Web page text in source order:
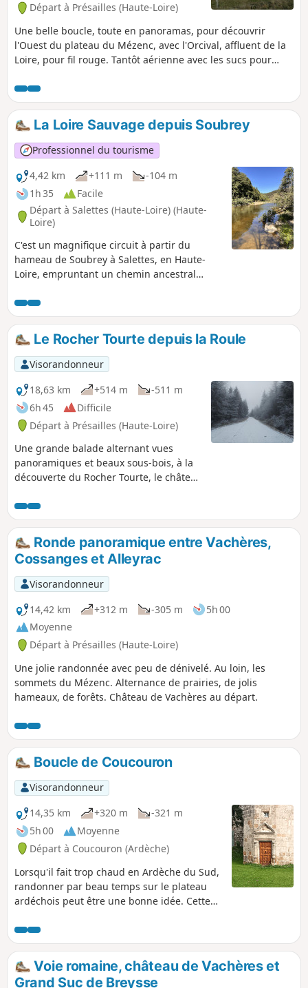
Départ à Présailles (Haute-Loire)
Une belle boucle, toute en panoramas, pour découvrir
l'Ouest du plateau du Mézenc, avec l'Orcival, affluent de la
Loire, pour fil rouge. Tantôt aérienne avec les sucs pour
randonnée au cœur de l'authenticité mézine. Attention, cet
itinéraire comprend une partie d'environ 400 m à travers
pâturages, hors sentiers, ainsi que plusieurs passages du
torrent à gué. Chiens à tenir en laisse absolument.
La Loire Sauvage depuis Soubrey
Professionnel du tourisme
4,42 km
+111 m
-104 m
1h 35
Facile
Départ à Salettes (Haute-Loire) (Haute-
Loire)
C'est un magnifique circuit à partir du
hameau de Soubrey à Salettes, en Haute-
Loire, empruntant un chemin ancestral
bordure du plus long fleuve de France
(balisage Points Bleus très discrets) avant de
faire un retour par le GR®3.
Le Rocher Tourte depuis la Roule
Visorandonneur
18,63 km
+514 m
-511 m
6h 45
Difficile
Départ à Présailles (Haute-Loire)
Une grande balade alternant vues
panoramiques et beaux sous-bois, à la
découverte du Rocher Tourte, le château
aussi le terrain de jeu des grimpeurs en
été et des chiens de traineau en hiver.
Ronde panoramique entre Vachères,
Cossanges et Alleyrac
Visorandonneur
14,42 km
+312 m -305 m
5h 00
Moyenne
Départ à Présailles (Haute-Loire)
Une jolie randonnée avec peu de dénivelé. Au loin, les
sommets du Mézenc. Alternance de prairies, de jolis
hameaux, de forêts. Château de Vachères au départ.
Boucle de Coucouron
Visorandonneur
14,35 km
+320 m
-321 m
5h 00
Moyenne
Départ à Coucouron (Ardèche)
Lorsqu'il fait trop chaud en Ardèche du Sud,
randonner par beau temps sur le plateau
ardéchois peut être une bonne idée. Cette
centre local emprunte la plupart du temps
des chemins agricoles ou des petites routes,
avec par endroits de beaux points de vues
sur les sucs volcaniques.
Voie romaine, château de Vachères et
Grand Suc de Breysse